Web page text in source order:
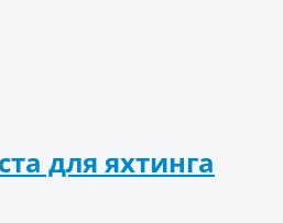
для яхтинга